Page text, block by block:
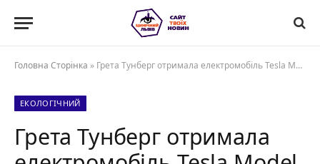
Головна Сторінка » Грета Тунберг отримала електромобіль Tesla Model 3 від Шварценеггера
ЕКОЛОГІЧНИЙ
Грета Тунберг отримала